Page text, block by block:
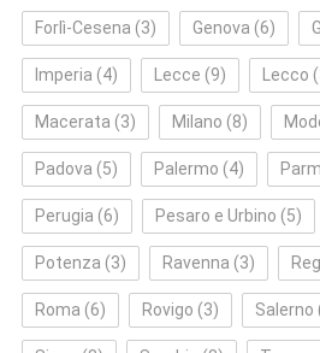
Forlì‑Cesena (3) Genova (6)
Imperia (4) Lecce (9) Lecco
Macerata (3) Milano (8)
Padova (5) Palermo (4)
Perugia (6) Pesaro e Urbino (5)
Potenza (3) Ravenna (3)
Roma (6) Rovigo (3) Salerno